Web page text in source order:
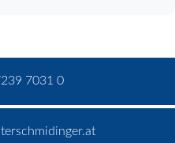
7031 0